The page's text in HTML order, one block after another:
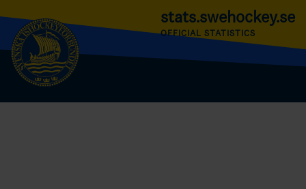
stats.swehockey.se
OFFICIAL STATISTICS